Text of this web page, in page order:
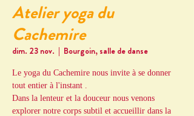
Atelier yoga du
Cachemire
dim. 23 nov.
  |
Bourgoin, salle de danse
Le yoga du Cachemire nous invite à se donner
tout entier à l'instant .
Dans la lenteur et la douceur nous venons
explorer notre corps subtil et accueillir dans la